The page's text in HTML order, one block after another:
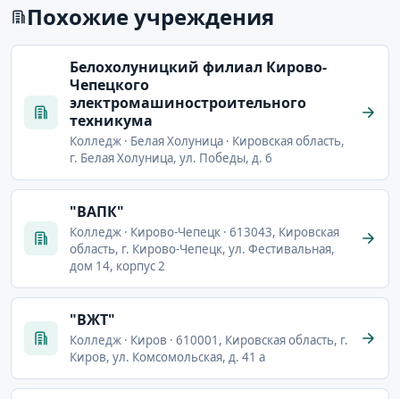
Похожие учреждения
Белохолуницкий филиал Кирово-
Чепецкого
электромашиностроительного
техникума
Колледж · Белая Холуница · Кировская область,
г. Белая Холуница, ул. Победы, д. 6
"ВАПК"
Колледж · Кирово-Чепецк · 613043, Кировская
область, г. Кирово-Чепецк, ул. Фестивальная,
дом 14, корпус 2
"ВЖТ"
Колледж · Киров · 610001, Кировская область, г.
Киров, ул. Комсомольская, д. 41 а